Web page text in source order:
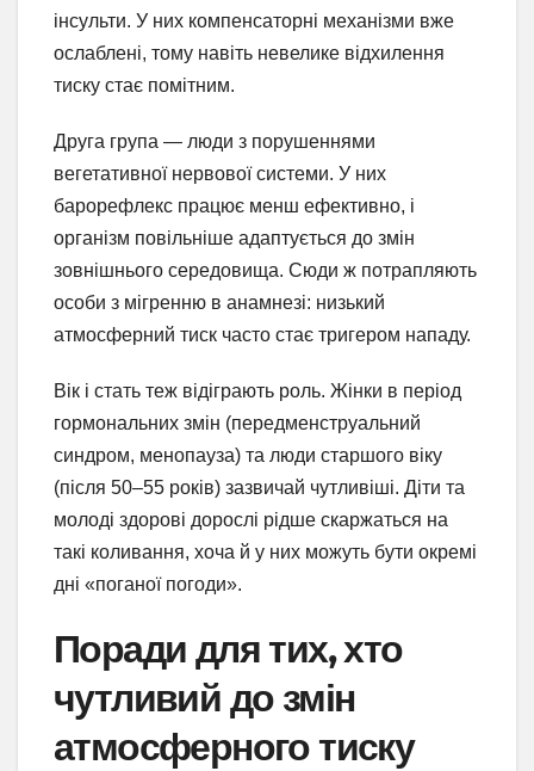
інсульти. У них компенсаторні механізми вже
ослаблені, тому навіть невелике відхилення
тиску стає помітним.
Друга група — люди з порушеннями
вегетативної нервової системи. У них
барорефлекс працює менш ефективно, і
організм повільніше адаптується до змін
зовнішнього середовища. Сюди ж потрапляють
особи з мігренню в анамнезі: низький
атмосферний тиск часто стає тригером нападу.
Вік і стать теж відіграють роль. Жінки в період
гормональних змін (передменструальний
синдром, менопауза) та люди старшого віку
(після 50–55 років) зазвичай чутливіші. Діти та
молоді здорові дорослі рідше скаржаться на
такі коливання, хоча й у них можуть бути окремі
дні «поганої погоди».
Поради для тих, хто
чутливий до змін
атмосферного тиску